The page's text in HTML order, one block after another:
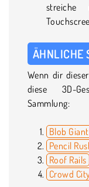
ÄHNLICHE
Wenn dir
diese 3D-
Sammlung:
Blob
Pencil
Roof Rails
Crowd